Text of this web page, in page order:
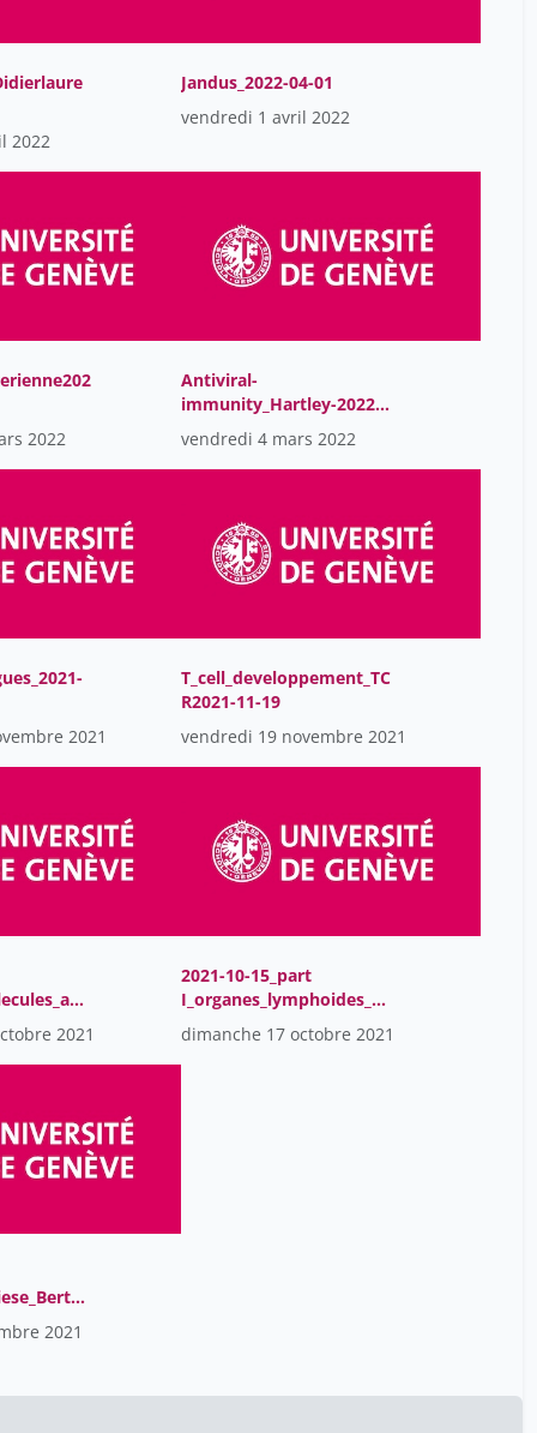
Benhamou Yaniv 6
Birraux Jacques
Borradori Tolsa Cristina
Calame Fabrice 6
Calinescu Ana 13
Catherine Chamay Weber
Catherine Ludwig
Christiane Eberhardt 72
Christoph Scheiermann 20
Cornet Eloise
Correia Daniel
Dante Trojan
David Spoerl 20
Dayer Océane 2
Di Liberto Giovanni 2
Diego Andrey
Diem-Lan Vu Cantero
Dionysios Neofytos
Dominique Soldati-Favre
2022
Jandus_2022-04-01
vendredi 1 avril 2022
2022
Antiviral-
immunity_Hartley-2022-
03-04
vendredi 4 mars 2022
2021
T_cell_developpement_TC
R2021-11-19
vendredi 19 novembre 2021
2021
2021-10-15_part
I_organes_lymphoides_M
cKee
dimanche 17 octobre 2021
2021